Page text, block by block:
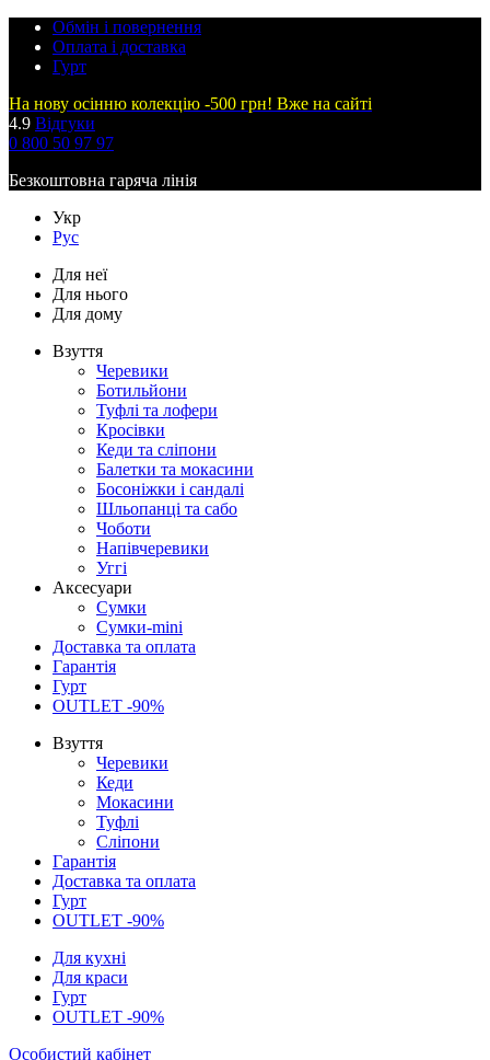
Обмін і повернення
Оплата і доставка
Гурт
На нову осінню колекцію -500 грн! Вже на сайті
4.9 Відгуки
0 800 50 97 97
Безкоштовна гаряча лінія
Укр
Рус
Для неї
Для нього
Для дому
Взуття
Черевики
Ботильйони
Туфлі та лофери
Кросівки
Кеди та сліпони
Балетки та мокасини
Босоніжки і сандалі
Шльопанці та сабо
Чоботи
Напівчеревики
Уггі
Аксесуари
Сумки
Сумки-mini
Доставка та оплата
Гарантія
Гурт
OUTLET -90%
Взуття
Черевики
Кеди
Мокасини
Туфлі
Сліпони
Гарантія
Доставка та оплата
Гурт
OUTLET -90%
Для кухні
Для краси
Гурт
OUTLET -90%
Особистий кабінет